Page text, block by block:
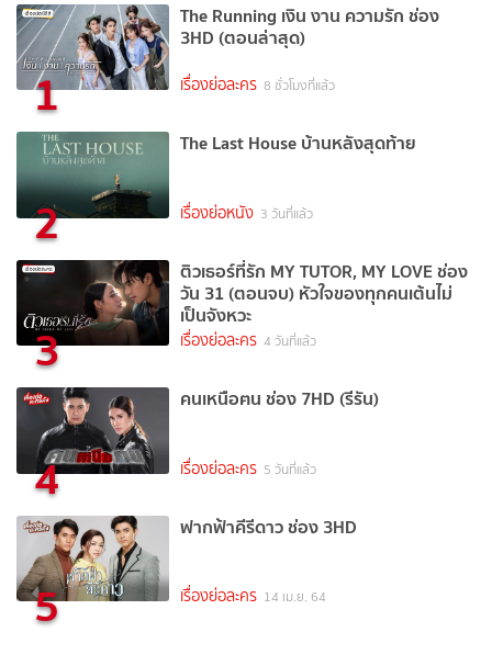
1
The Running เงิน งาน ความรัก ช่อง
3HD (ตอนล่าสุด)
เรื่องย่อละคร 8 ชั่วโมงที่แล้ว
2
The Last House บ้านหลังสุดท้าย
เรื่องย่อหนัง 3 วันที่แล้ว
3
ติวเธอร์ที่รัก MY TUTOR, MY LOVE ช่อง
วัน 31 (ตอนจบ) หัวใจของทุกคนเต้นไม่
เป็นจังหวะ
เรื่องย่อละคร 4 วันที่แล้ว
4
คนเหนือฅน ช่อง 7HD (รีรัน)
เรื่องย่อละคร 5 วันที่แล้ว
5
ฟากฟ้าคีรีดาว ช่อง 3HD
เรื่องย่อละคร 14 เม.ย. 64